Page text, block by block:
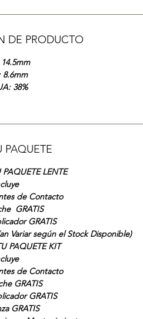
DE PRODUCTO
8.6mm
38%
PAQUETE
LENTE
de Contacto
GRATIS
GRATIS
Variar según el Stock Disponible)
PAQUETE KIT
de Contacto
GRATIS
GRATIS
GRATIS